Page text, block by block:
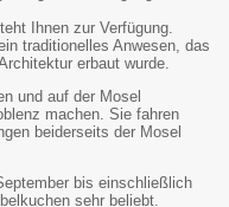
Ihnen zur Verfügung.
traditionelles Anwesen, das
erbaut wurde.
und auf der Mosel
machen. Sie fahren
beiderseits der Mosel
bis einschließlich
sehr beliebt.